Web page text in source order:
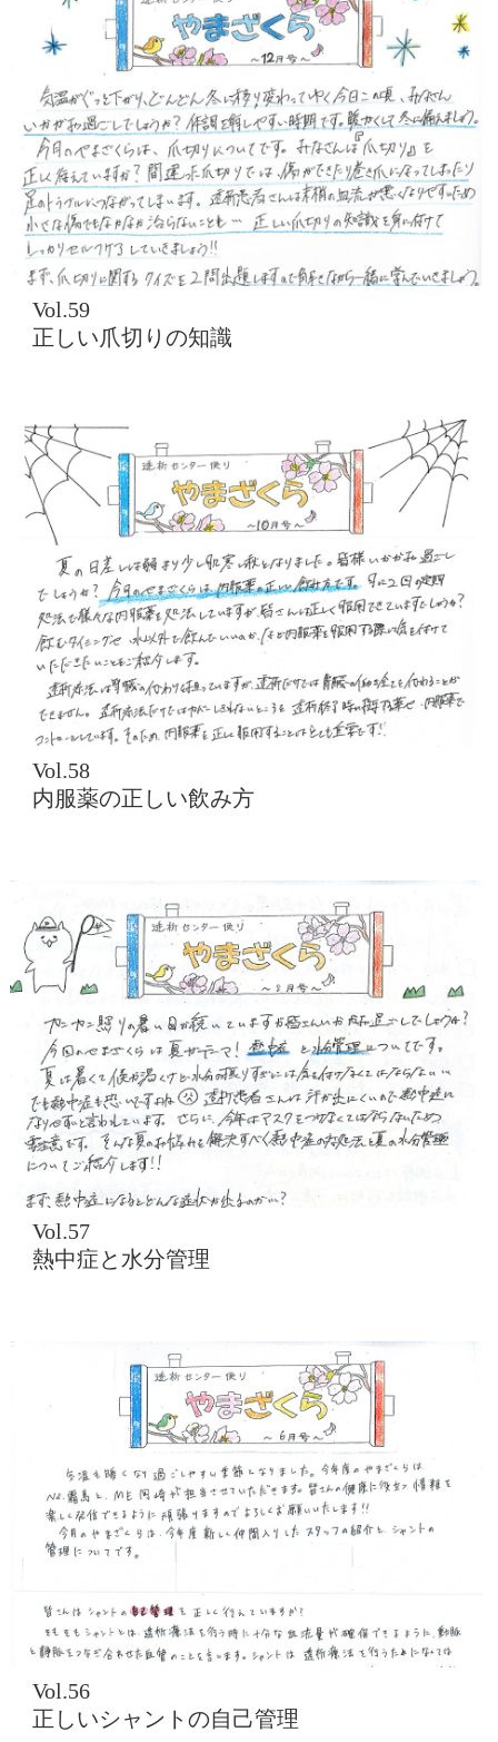
Vol.59
正しい爪切りの知識
Vol.58
内服薬の正しい飲み方
Vol.57
熱中症と水分管理
Vol.56
正しいシャントの自己管理